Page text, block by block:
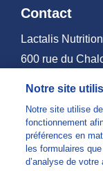
Contact
Lactalis
600 rue du
info@lns-
Lactalis
Nous découvrir
Notre site
Notre site utilise
fonctionnement
préférences en
les formulaires
d’analyse de